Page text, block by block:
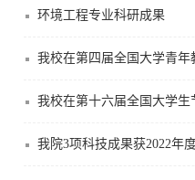
环境工程专业科研成果
我校在第四届全国大学青
我校在第十六届全国大学
我院3项科技成果获2022年